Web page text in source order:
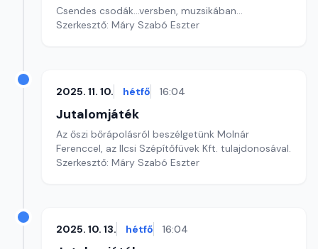
Csendes csodák...versben, muzsikában...
Szerkesztő: Máry Szabó Eszter
2025. 11. 10. hétfő 16:04
Jutalomjáték
Az őszi bőrápolásról beszélgetünk Molnár
Ferenccel, az Ilcsi Szépítőfüvek Kft. tulajdonosával.
Szerkesztő: Máry Szabó Eszter
2025. 10. 13. hétfő 16:04